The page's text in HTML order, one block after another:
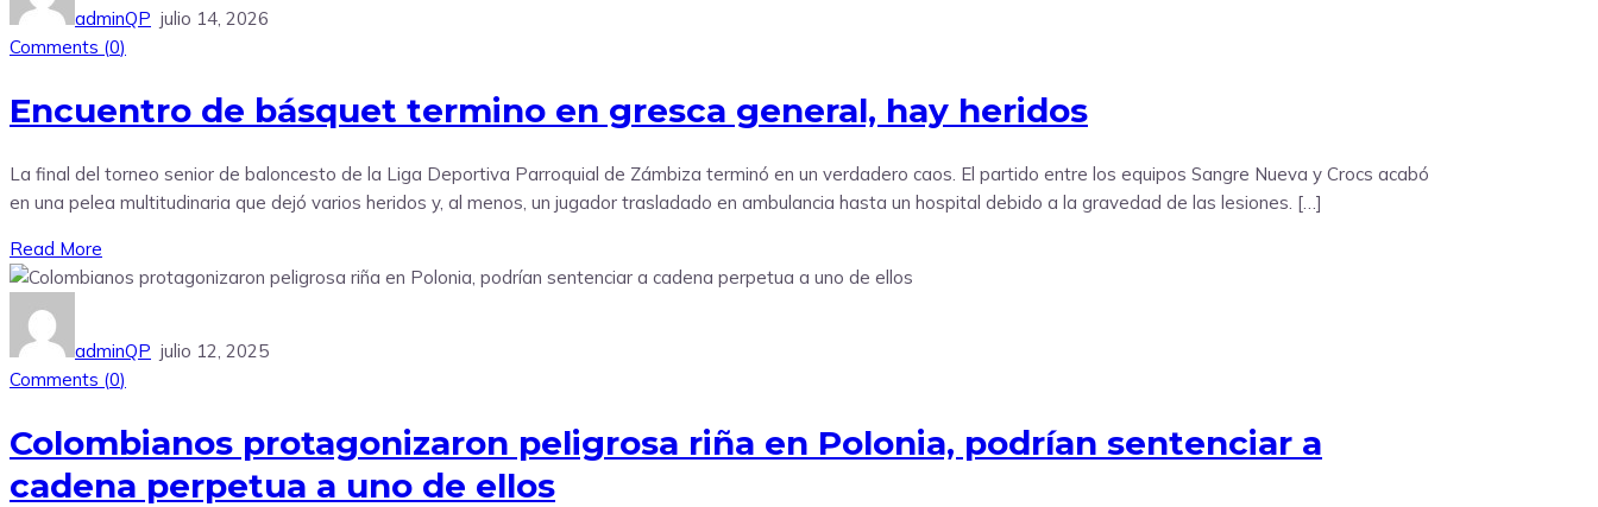
adminQP julio 14, 2026
Comments (0)
Encuentro de básquet termino en gresca general, hay heridos
La final del torneo senior de baloncesto de la Liga Deportiva Parroquial de Zámbiza terminó en un verdadero caos. El partido entre los equipos Sangre Nueva y Crocs acabó
en una pelea multitudinaria que dejó varios heridos y, al menos, un jugador trasladado en ambulancia hasta un hospital debido a la gravedad de las lesiones. […]
Read More
adminQP julio 12, 2025
Comments (0)
Colombianos protagonizaron peligrosa riña en Polonia, podrían sentenciar a
cadena perpetua a uno de ellos